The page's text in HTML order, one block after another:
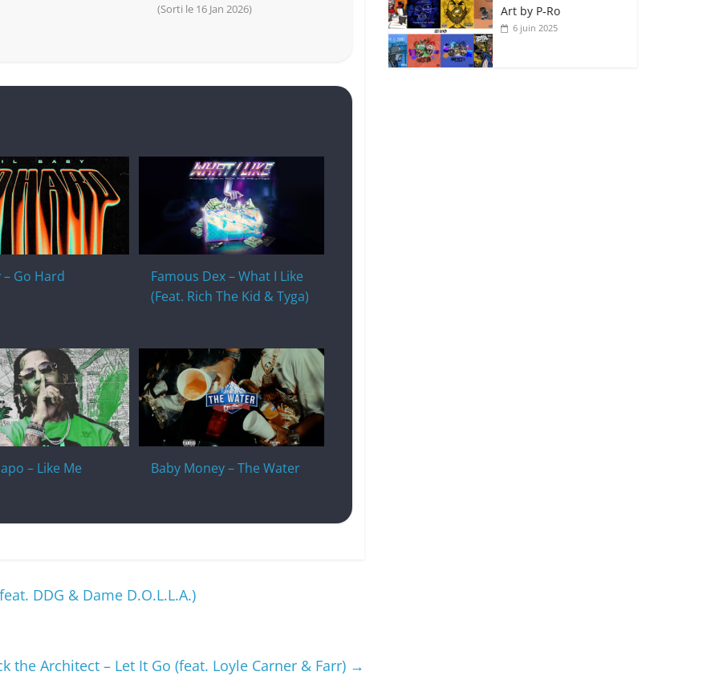
(Sorti le 16 Jan 2026)
– Go Hard
Famous Dex – What I Like
(Feat. Rich The Kid & Tyga)
– Like Me Baby Money – The Water
DDG & Dame D.O.L.L.A.)
the Architect – Let It Go (feat. Loyle Carner & Farr) →
Art by P‑Ro
6 juin 2025